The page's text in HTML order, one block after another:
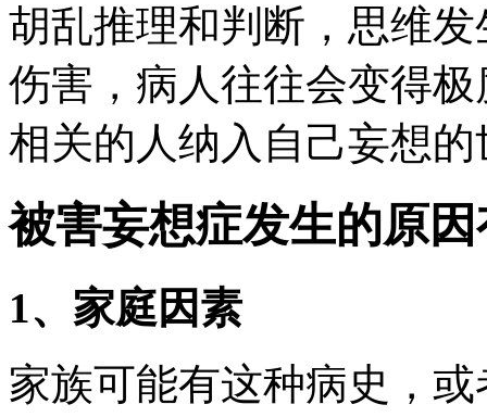
胡乱推理和判断，思维
伤害，病人往往会变得
相关的人纳入自己妄想
被害妄想症发生的原
1、家庭因素
家族可能有这种病史，